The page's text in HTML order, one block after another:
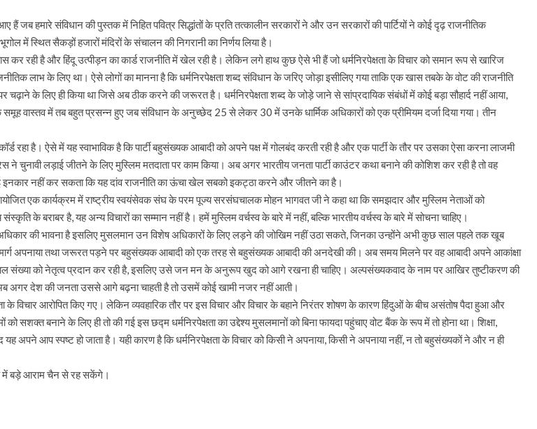
हमारे संविधान की पुस्तक में निहित पवित्र सिद्धांतों के प्रति तत्कालीन सरकारों ने और उन सरकारों की पार्टियों ने कोई दृढ़ राजनीतिक
में स्थित सैकड़ों हजारों मंदिरों के संचालन की निगरानी का निर्णय लिया है।
रही है और हिंदू उत्पीड़न का कार्ड राजनीति में खेल रही है। लेकिन लगे हाथ कुछ ऐसे भी हैं जो धर्मनिरपेक्षता के विचार को समान रूप से खारिज
लाभ के लिए था। ऐसे लोगों का मानना है कि धर्मनिरपेक्षता शब्द संविधान के जरिए जोड़ा इसीलिए गया ताकि एक खास तबके के वोट की राजनीति
के लिए ही किया था जिसे अब ठीक करने की जरूरत है। धर्मनिरपेक्षता शब्द के जोड़े जाने से सांप्रदायिक संबंधों में कोई बड़ा सौहार्द नहीं आया,
वास्तव में तब बहुत प्रसन्न हुए जब संविधान के अनुच्छेद 25 से लेकर 30 में उनके धार्मिक अधिकारों को एक प्रीमियम दर्जा दिया गया। तीन
रहा है। ऐसे में यह स्वाभाविक है कि पार्टी बहुसंख्यक आबादी को अपने पक्ष में गोलबंद करती रही है और एक पार्टी के तौर पर उसका ऐसा करना लाजमी
लड़ाई जीतने के लिए मुस्लिम मतदाता पर काम किया। अब अगर भारतीय जनता पार्टी काउंटर कथा बनाने की कोशिश कर रही है तो वह
नहीं कर सकता कि यह दांव राजनीति का ऊंचा खेल सबको इकट्ठा करने और जीतने का है।
एक कार्यक्रम में राष्ट्रीय स्वयंसेवक संघ के परम पूज्य सरसंघचालक मोहन भागवत जी ने कहा था कि समझदार और मुस्लिम नेताओं को
के बराबर है, यह अन्य विचारों का सम्मान नहीं है। हमें मुस्लिम वर्चस्व के बारे में नहीं, बल्कि भारतीय वर्चस्व के बारे में सोचना चाहिए।
की भावना है इसलिए मुसलमान उन विशेष अधिकारों के लिए लड़ने की जोखिम नहीं उठा सकते, जिनका उन्होंने अभी कुछ साल पहले तक खूब
अपनाया तथा जरूरत पड़ने पर बहुसंख्यक आबादी को एक तरह से बहुसंख्यक आबादी की अनदेखी की। अब समय मिलने पर वह आबादी अपने आकांक्षा
संख्या को नेतृत्व प्रदान कर रही है, इसलिए उसे जन मन के अनुरूप खुद को आगे रखना ही चाहिए। अल्पसंख्यकवाद के नाम पर आखिर तुष्टीकरण की
अगर देश की जनता उससे आगे बढ़ना चाहती है तो उसमें कोई खामी नजर नहीं आती।
के विचार आरोपित किए गए। लेकिन व्यवहारिक तौर पर इस विचार और विचार के बहाने निरंतर शोषण के कारण हिंदुओं के बीच असंतोष पैदा हुआ और
सशक्त बनाने के लिए ही तो की गई इस छद्म धर्मनिरपेक्षता का उद्देश्य मुसलमानों को बिना फायदा पहुंचाए वोट बैंक के रूप में तो होना था। शिक्षा,
आप स्पष्ट हो जाता है। यही कारण है कि धर्मनिरपेक्षता के विचार को किसी ने अपनाया, किसी ने अपनाया नहीं, न तो बहुसंख्यकों ने और न ही
में बड़े आराम चैन से रह सकेंगे।